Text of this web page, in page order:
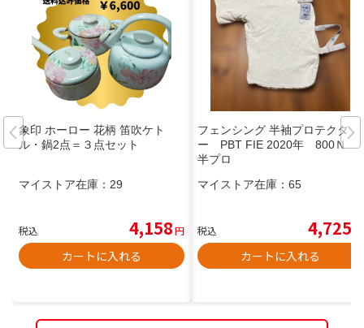
象印 ホーロー 花柄 笛吹ケト
ル・鍋2点＝３点セット
マイストア在庫： 29
税込 4,158円
カートに入れる
フェンシング 半袖プロテクタ
ー PBT FIE 2020年 800Ｎ
半プロ
マイストア在庫： 65
税込 4,725
カートに入れる